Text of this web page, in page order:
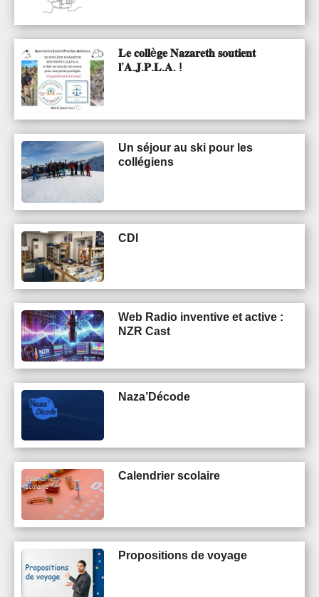
𝐋𝐞 𝐜𝐨𝐥𝐥è𝐠𝐞 𝐍𝐚𝐳𝐚𝐫𝐞𝐭𝐡 𝐬𝐨𝐮𝐭𝐢𝐞𝐧𝐭
𝐥’𝐀.𝐉.𝐏.𝐋.𝐀. !
Un séjour au ski pour les
collégiens
CDI
Web Radio inventive et active :
NZR Cast
Naza’Décode
Calendrier scolaire
Propositions de voyage